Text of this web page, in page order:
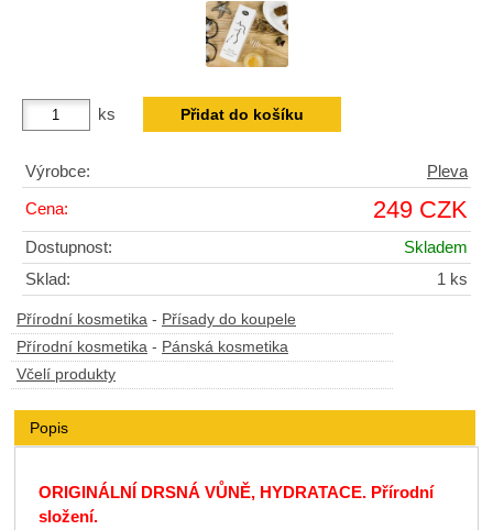
ks
Výrobce: Pleva
Cena: 249 CZK
Dostupnost:
Skladem
Sklad:
1 ks
Přírodní kosmetika - Přísady do koupele
Přírodní kosmetika - Pánská kosmetika
Včelí produkty
Popis
ORIGINÁLNÍ DRSNÁ VŮNĚ, HYDRATACE. Přírodní
složení.